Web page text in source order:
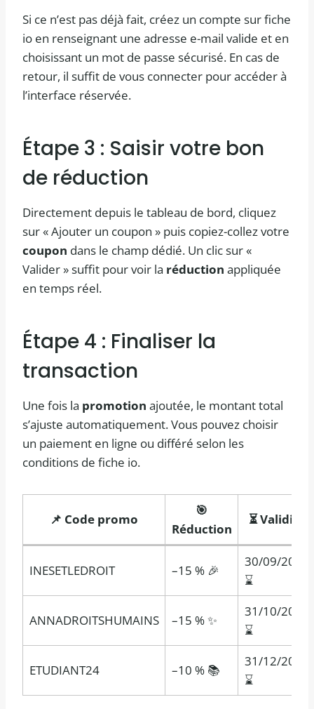
Si ce n’est pas déjà fait, créez un compte sur fiche
io en renseignant une adresse e-mail valide et en
choisissant un mot de passe sécurisé. En cas de
retour, il suffit de vous connecter pour accéder à
l’interface réservée.
Étape 3 : Saisir votre bon
de réduction
Directement depuis le tableau de bord, cliquez
sur « Ajouter un coupon » puis copiez-collez votre
coupon dans le champ dédié. Un clic sur «
Valider » suffit pour voir la réduction appliquée
en temps réel.
Étape 4 : Finaliser la
transaction
Une fois la promotion ajoutée, le montant total
s’ajuste automatiquement. Vous pouvez choisir
un paiement en ligne ou différé selon les
conditions de fiche io.
📌 Code promo
🎯
Réduction
⏳ Validité
INESETLEDROIT –15 % 🎉
30/09/2026
⌛
ANNADROITSHUMAINS –15 % ✨
31/10/2026
⌛
ETUDIANT24 –10 % 📚
31/12/2026
⌛